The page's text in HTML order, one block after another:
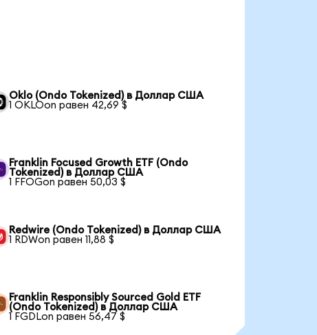
Oklo (Ondo Tokenized) в Доллар США
1 OKLOon равен 42,69 $
Franklin Focused Growth ETF (Ondo
Tokenized) в Доллар США
1 FFOGon равен 50,03 $
Redwire (Ondo Tokenized) в Доллар США
1 RDWon равен 11,88 $
Franklin Responsibly Sourced Gold ETF
(Ondo Tokenized) в Доллар США
1 FGDLon равен 56,47 $